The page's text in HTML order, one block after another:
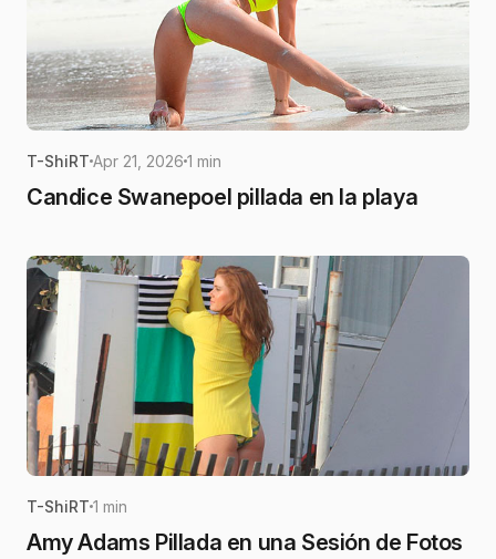
T-ShiRT Apr 21, 2026 1 min
Candice Swanepoel pillada en la playa
T-ShiRT 1 min
Amy Adams Pillada en una Sesión de Fotos